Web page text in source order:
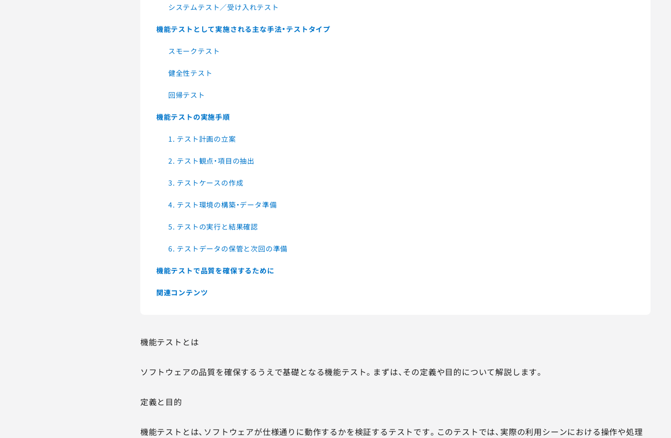
システムテスト／受け入れテスト
機能テストとして実施される主な手法・テストタイプ
スモークテスト
健全性テスト
回帰テスト
機能テストの実施手順
1. テスト計画の立案
2. テスト観点・項目の抽出
3. テストケースの作成
4. テスト環境の構築・データ準備
5. テストの実行と結果確認
6. テストデータの保管と次回の準備
機能テストで品質を確保するために
関連コンテンツ
機能テストとは
ソフトウェアの品質を確保するうえで基礎となる機能テスト。まずは、その定義や目的について解説します。
定義と目的
機能テストとは、ソフトウェアが仕様通りに動作するかを検証するテストです。このテストでは、実際の利用シーンにおける操作や処理